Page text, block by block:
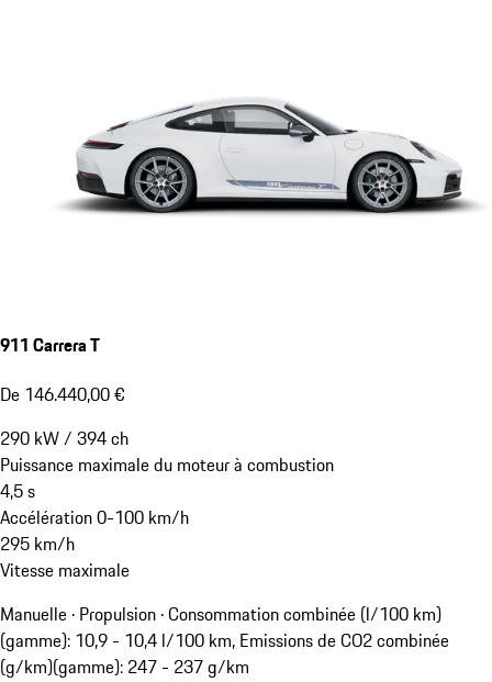
911 Carrera T
De 146.440,00 €
290 kW/ 394ch
Puissance maximale du moteur à combustion
4,5s
Accélération 0-100 km/h
295 km/h
Vitesse maximale
Manuelle · Propulsion ·Consommation combinée (l/100 km)
(gamme): 10,9 - 10,4 l/100 km, Emissions de CO2 combinée
(g/km)(gamme): 247 - 237 g/km